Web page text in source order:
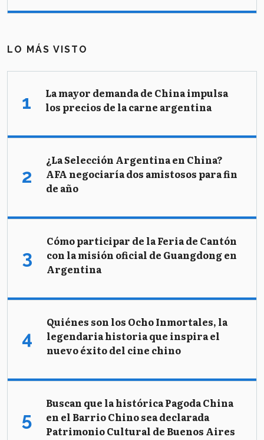
LO MÁS VISTO
La mayor demanda de China impulsa
los precios de la carne argentina
¿La Selección Argentina en China?
AFA negociaría dos amistosos para fin
de año
Cómo participar de la Feria de Cantón
con la misión oficial de Guangdong en
Argentina
Quiénes son los Ocho Inmortales, la
legendaria historia que inspira el
nuevo éxito del cine chino
Buscan que la histórica Pagoda China
en el Barrio Chino sea declarada
Patrimonio Cultural de Buenos Aires